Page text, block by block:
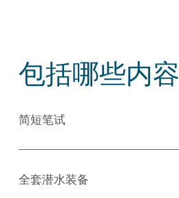
包括哪些内容
简短笔试
全套潜水装备